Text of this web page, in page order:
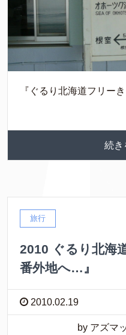
『ぐるり北海道フリー
続
旅行
2010 ぐるり北海
番外地へ…』
2010.02.19
by アズマ